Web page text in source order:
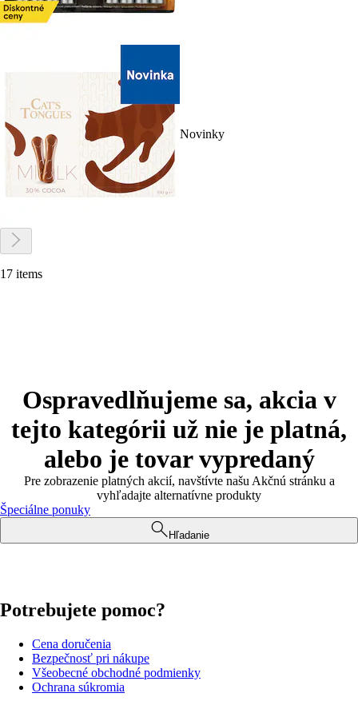
Novinky
17 items
Ospravedlňujeme sa, akcia v
tejto kategórii už nie je platná,
alebo je tovar vypredaný
Pre zobrazenie platných akcií, navštívte našu Akčnú stránku a
vyhľadajte alternatívne produkty
Špeciálne ponuky
Hľadanie
Potrebujete pomoc?
Cena doručenia
Bezpečnosť pri nákupe
Všeobecné obchodné podmienky
Ochrana súkromia